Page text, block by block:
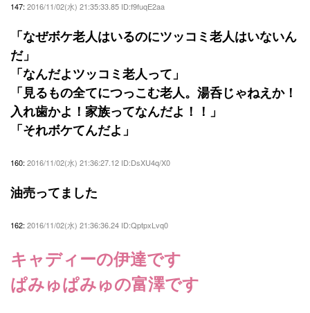
147: 2016/11/02(水) 21:35:33.85 ID:f9fuqE2aa
「なぜボケ老人はいるのにツッコミ老人はいないん
だ」
「なんだよツッコミ老人って」
「見るもの全てにつっこむ老人。湯呑じゃねえか！
入れ歯かよ！家族ってなんだよ！！」
「それボケてんだよ」
160: 2016/11/02(水) 21:36:27.12 ID:DsXU4q/X0
油売ってました
162: 2016/11/02(水) 21:36:36.24 ID:QptpxLvq0
キャディーの伊達です
ぱみゅぱみゅの富澤です